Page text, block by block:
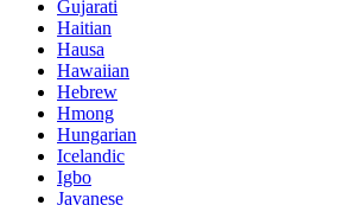
Gujarati
Haitian
Hausa
Hawaiian
Hebrew
Hmong
Hungarian
Icelandic
Igbo
Javanese